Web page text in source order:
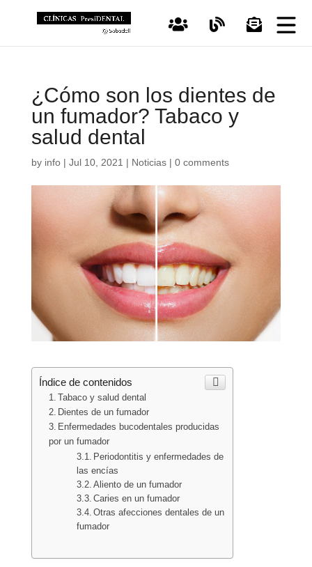
¿Cómo son los dientes de
un fumador? Tabaco y
salud dental
by info| Jul 10, 2021 | Noticias| 0 comments
Índice de contenidos
Tabaco y salud dental
Dientes de un fumador
Enfermedades bucodentales producidas
por un fumador
Periodontitis y enfermedades de
las encías
Aliento de un fumador
Caries en un fumador
Otras afecciones dentales de un
fumador